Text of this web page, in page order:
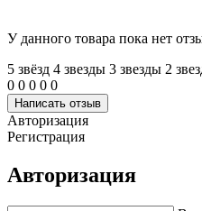
У данного товара пока нет
5 звёзд 4 звeзды 3 звeзды 2
0 0 0 0 0
Написать отзыв
Авторизация
Регистрация
Авторизация